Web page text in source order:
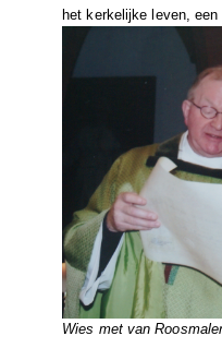
het kerkelijke leven,
Wies met van